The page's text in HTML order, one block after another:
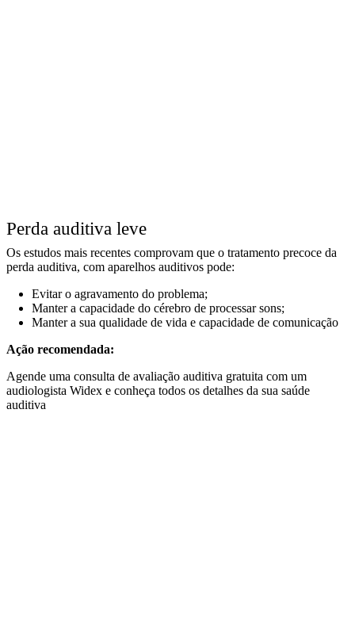
Perda auditiva leve
Os estudos mais recentes comprovam que o tratamento precoce da
perda auditiva, com aparelhos auditivos pode:
Evitar o agravamento do problema;
Manter a capacidade do cérebro de processar sons;
Manter a sua qualidade de vida e capacidade de comunicação
Ação recomendada:
Agende uma consulta de avaliação auditiva gratuita com um
audiologista Widex e conheça todos os detalhes da sua saúde
auditiva